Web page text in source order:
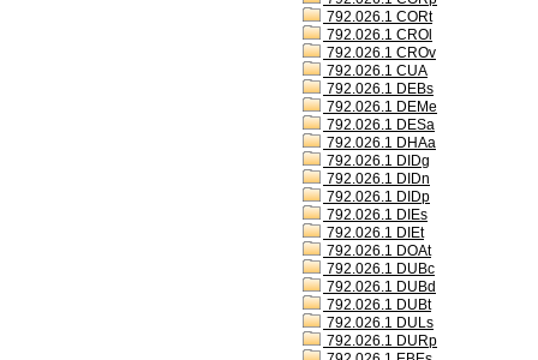
792.026.1 CORt
792.026.1 CROl
792.026.1 CROv
792.026.1 CUA
792.026.1 DEBs
792.026.1 DEMe
792.026.1 DESa
792.026.1 DHAa
792.026.1 DIDg
792.026.1 DIDn
792.026.1 DIDp
792.026.1 DIEs
792.026.1 DIEt
792.026.1 DOAt
792.026.1 DUBc
792.026.1 DUBd
792.026.1 DUBt
792.026.1 DULs
792.026.1 DURp